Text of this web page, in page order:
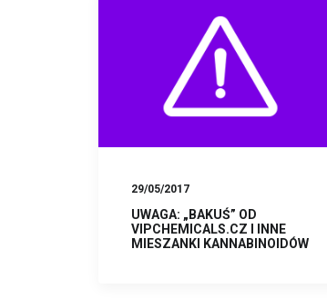
29/05/2017
UWAGA: „BAKUŚ” OD
VIPCHEMICALS.CZ I INNE
MIESZANKI KANNABINOIDÓW